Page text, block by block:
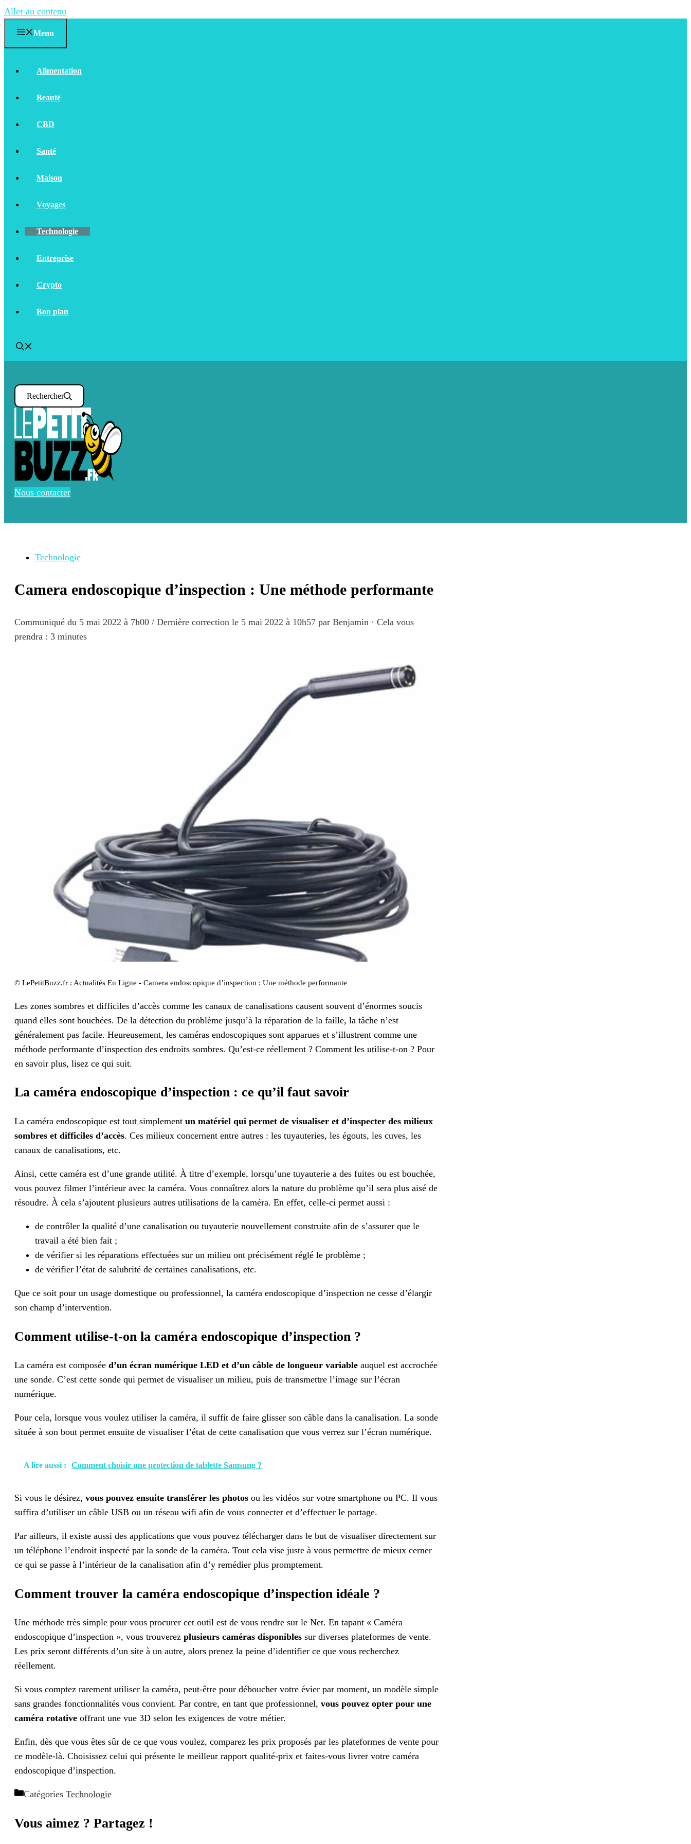
Aller au contenu
Menu
Alimentation
Beauté
CBD
Santé
Maison
Voyages
Technologie
Entreprise
Crypto
Bon plan
Rechercher
Nous contacter
Technologie
Camera endoscopique d’inspection : Une méthode performante
Communiqué du 5 mai 2022 à 7h00 / Dernière correction le 5 mai 2022 à 10h57 par Benjamin · Cela vous
prendra : 3 minutes
© LePetitBuzz.fr : Actualités En Ligne - Camera endoscopique d’inspection : Une méthode performante
Les zones sombres et difficiles d’accès comme les canaux de canalisations causent souvent d’énormes soucis
quand elles sont bouchées. De la détection du problème jusqu’à la réparation de la faille, la tâche n’est
généralement pas facile. Heureusement, les caméras endoscopiques sont apparues et s’illustrent comme une
méthode performante d’inspection des endroits sombres. Qu’est-ce réellement ? Comment les utilise-t-on ? Pour
en savoir plus, lisez ce qui suit.
La caméra endoscopique d’inspection : ce qu’il faut savoir
La caméra endoscopique est tout simplement un matériel qui permet de visualiser et d’inspecter des milieux
sombres et difficiles d’accès. Ces milieux concernent entre autres : les tuyauteries, les égouts, les cuves, les
canaux de canalisations, etc.
Ainsi, cette caméra est d’une grande utilité. À titre d’exemple, lorsqu’une tuyauterie a des fuites ou est bouchée,
vous pouvez filmer l’intérieur avec la caméra. Vous connaîtrez alors la nature du problème qu’il sera plus aisé de
résoudre. À cela s’ajoutent plusieurs autres utilisations de la caméra. En effet, celle-ci permet aussi :
de contrôler la qualité d’une canalisation ou tuyauterie nouvellement construite afin de s’assurer que le
travail a été bien fait ;
de vérifier si les réparations effectuées sur un milieu ont précisément réglé le problème ;
de vérifier l’état de salubrité de certaines canalisations, etc.
Que ce soit pour un usage domestique ou professionnel, la caméra endoscopique d’inspection ne cesse d’élargir
son champ d’intervention.
Comment utilise-t-on la caméra endoscopique d’inspection ?
La caméra est composée d’un écran numérique LED et d’un câble de longueur variable auquel est accrochée
une sonde. C’est cette sonde qui permet de visualiser un milieu, puis de transmettre l’image sur l’écran
numérique.
Pour cela, lorsque vous voulez utiliser la caméra, il suffit de faire glisser son câble dans la canalisation. La sonde
située à son bout permet ensuite de visualiser l’état de cette canalisation que vous verrez sur l’écran numérique.
A lire aussi : Comment choisir une protection de tablette Samsung ?
Si vous le désirez, vous pouvez ensuite transférer les photos ou les vidéos sur votre smartphone ou PC. Il vous
suffira d’utiliser un câble USB ou un réseau wifi afin de vous connecter et d’effectuer le partage.
Par ailleurs, il existe aussi des applications que vous pouvez télécharger dans le but de visualiser directement sur
un téléphone l’endroit inspecté par la sonde de la caméra. Tout cela vise juste à vous permettre de mieux cerner
ce qui se passe à l’intérieur de la canalisation afin d’y remédier plus promptement.
Comment trouver la caméra endoscopique d’inspection idéale ?
Une méthode très simple pour vous procurer cet outil est de vous rendre sur le Net. En tapant « Caméra
endoscopique d’inspection », vous trouverez plusieurs caméras disponibles sur diverses plateformes de vente.
Les prix seront différents d’un site à un autre, alors prenez la peine d’identifier ce que vous recherchez
réellement.
Si vous comptez rarement utiliser la caméra, peut-être pour déboucher votre évier par moment, un modèle simple
sans grandes fonctionnalités vous convient. Par contre, en tant que professionnel, vous pouvez opter pour une
caméra rotative offrant une vue 3D selon les exigences de votre métier.
Enfin, dès que vous êtes sûr de ce que vous voulez, comparez les prix proposés par les plateformes de vente pour
ce modèle-là. Choisissez celui qui présente le meilleur rapport qualité-prix et faites-vous livrer votre caméra
endoscopique d’inspection.
Catégories Technologie
Vous aimez ? Partagez !